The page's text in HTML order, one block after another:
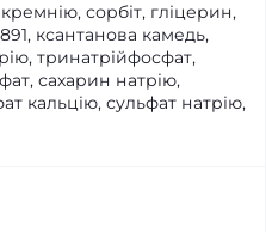
сорбіт, гліцерин,
ксантанова камедь,
тринатрійфосфат,
сахарин натрію,
кальцію, сульфат натрію,